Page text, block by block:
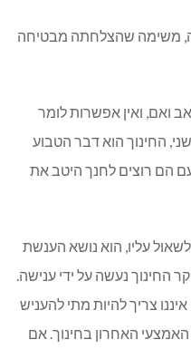
משימה שהצלחתה מבטיחה
ואם, ואין אפשרות לומר
החינוך הוא דבר הטבוע
הם רוצים לחנך היטב את
עליו, הוא נושא הענשת
החינוך נעשה על ידי ענישה.
צריך להיות מתי להעניש
האחרון בחינוך. אם